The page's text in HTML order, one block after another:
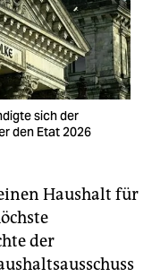
sich der
den Etat 2026
Haushalt für
der